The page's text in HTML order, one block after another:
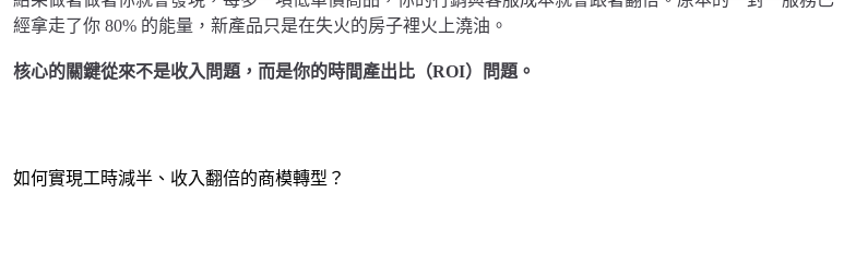
經拿走了你 80% 的能量，新產品只是在失火的房子裡火上澆油。
核心的關鍵從來不是收入問題，而是你的時間產出比（ROI）問題。
如何實現工時減半、收入翻倍的商模轉型？